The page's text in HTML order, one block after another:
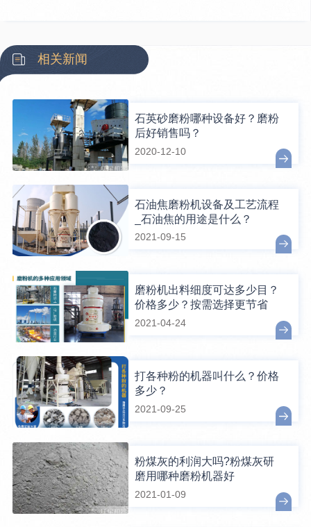
相关新闻
石英砂磨粉哪种设备好？磨粉
后好销售吗？
2020-12-10
石油焦磨粉机设备及工艺流程
_石油焦的用途是什么？
2021-09-15
磨粉机出料细度可达多少目？
价格多少？按需选择更节省
2021-04-24
打各种粉的机器叫什么？价格
多少？
2021-09-25
粉煤灰的利润大吗?粉煤灰研
磨用哪种磨粉机器好
2021-01-09